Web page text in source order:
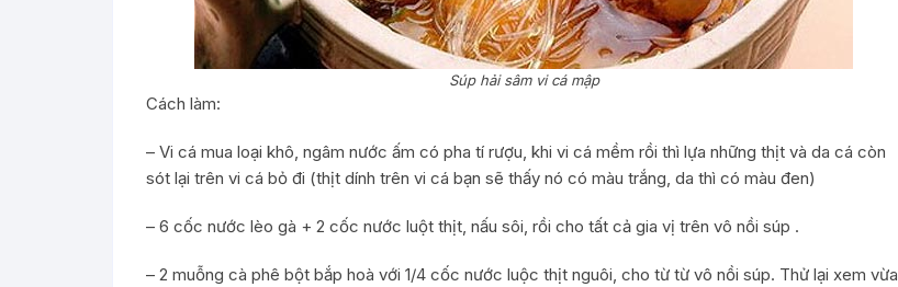
Súp hải sâm vi cá mập
Cách làm:
– Vi cá mua loại khô, ngâm nước ấm có pha tí rượu, khi vi cá mềm rồi thì lựa những thịt và da cá còn
sót lại trên vi cá bỏ đi (thịt dính trên vi cá bạn sẽ thấy nó có màu trắng, da thì có màu đen)
– 6 cốc nước lèo gà + 2 cốc nước luột thịt, nấu sôi, rồi cho tất cả gia vị trên vô nồi súp .
– 2 muỗng cà phê bột bắp hoà với 1/4 cốc nước luộc thịt nguôi, cho từ từ vô nồi súp. Thử lại xem vừa